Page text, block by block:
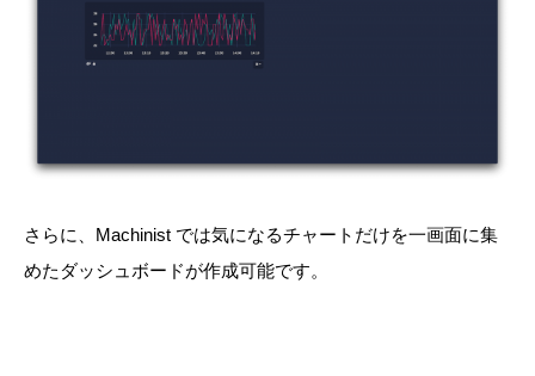
さらに、Machinist では気になるチャートだけを一画面に集
めたダッシュボードが作成可能です。